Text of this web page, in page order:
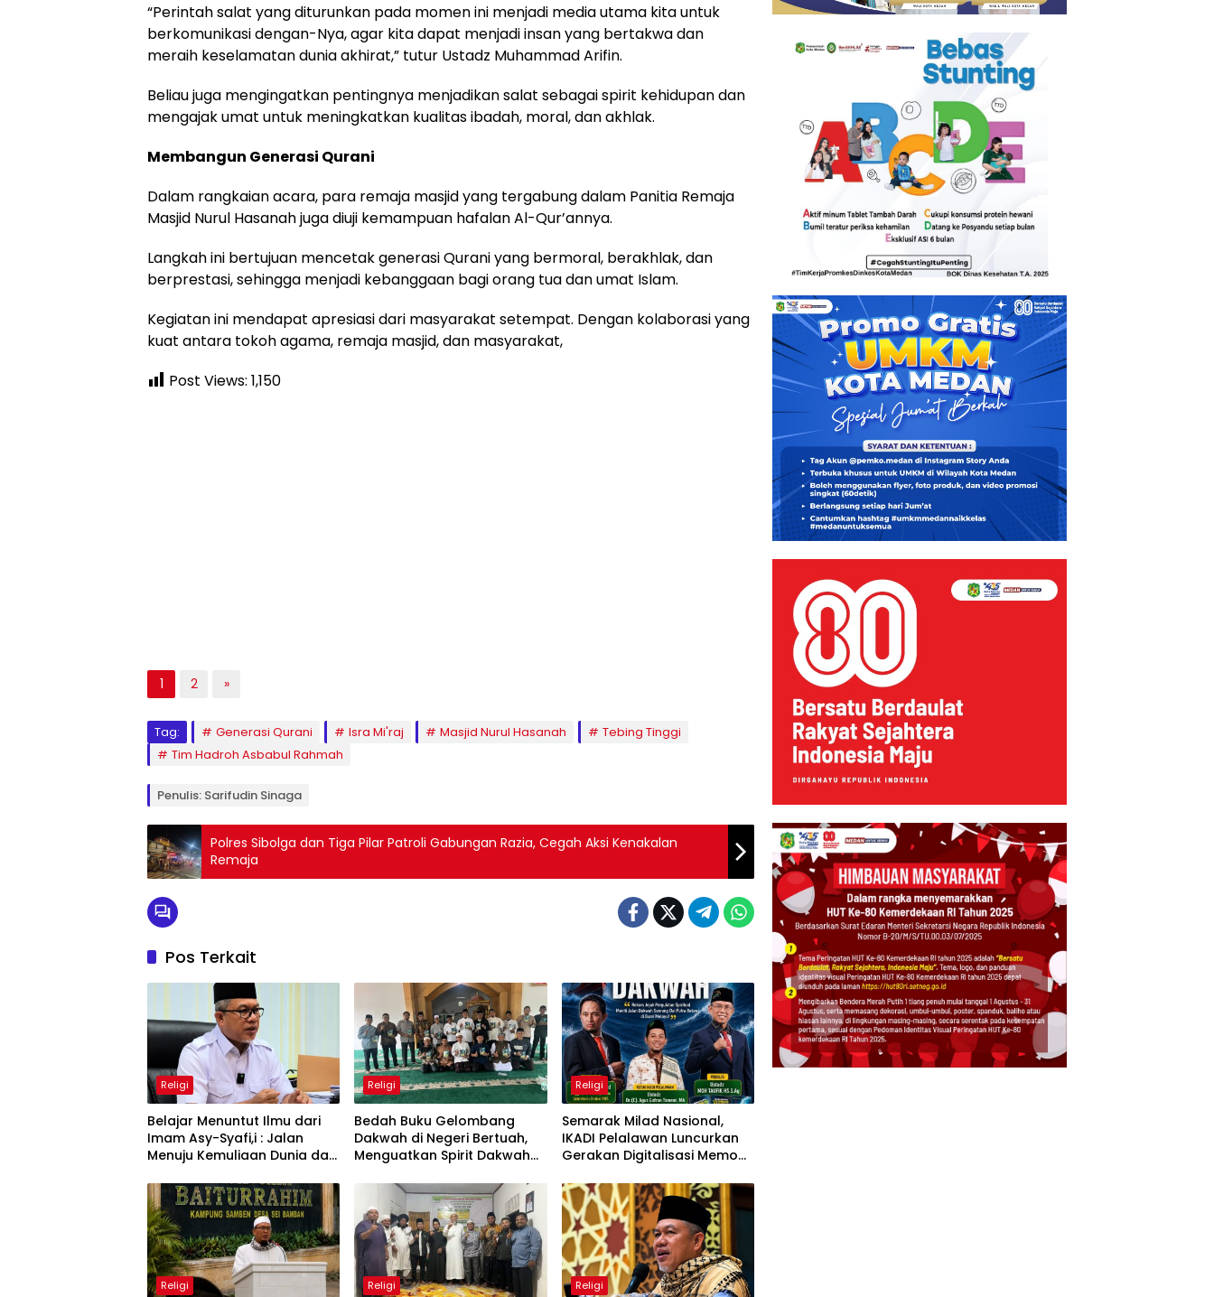
“Perintah salat yang diturunkan pada momen ini menjadi media utama kita untuk
berkomunikasi dengan-Nya, agar kita dapat menjadi insan yang bertakwa dan
meraih keselamatan dunia akhirat,” tutur Ustadz Muhammad Arifin.
Beliau juga mengingatkan pentingnya menjadikan salat sebagai spirit kehidupan dan
mengajak umat untuk meningkatkan kualitas ibadah, moral, dan akhlak.
Membangun Generasi Qurani
Dalam rangkaian acara, para remaja masjid yang tergabung dalam Panitia Remaja
Masjid Nurul Hasanah juga diuji kemampuan hafalan Al-Qur’annya.
Langkah ini bertujuan mencetak generasi Qurani yang bermoral, berakhlak, dan
berprestasi, sehingga menjadi kebanggaan bagi orang tua dan umat Islam.
Kegiatan ini mendapat apresiasi dari masyarakat setempat. Dengan kolaborasi yang
kuat antara tokoh agama, remaja masjid, dan masyarakat,
Post Views: 1,150
1 2 »
Tag: Generasi Qurani Isra Mi'raj Masjid Nurul Hasanah
Tebing Tinggi
Tim Hadroh Asbabul Rahmah
Penulis: Sarifudin Sinaga
Polres Sibolga dan Tiga Pilar Patroli Gabungan Razia, Cegah Aksi Kenakalan
Remaja
Pos Terkait
Religi
Belajar Menuntut Ilmu dari
Imam Asy-Syafi,i : Jalan
Menuju Kemuliaan Dunia dan
Religi
Bedah Buku Gelombang
Dakwah di Negeri Bertuah,
Menguatkan Spirit Dakwah
Peradaban
Religi
Semarak Milad Nasional,
IKADI Pelalawan Luncurkan
Gerakan Digitalisasi Memoar
Monumental
Religi Religi Religi